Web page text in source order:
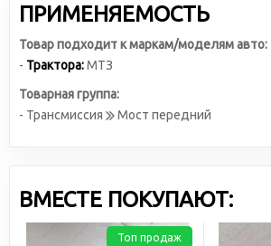
ПРИМЕНЯЕМОСТЬ
Товар подходит к маркам/моделям авто:
- Трактора:МТЗ
Товарная группа:
- Трансмиссия
Мост передний
ВМЕСТЕ ПОКУПАЮТ:
Топ продаж